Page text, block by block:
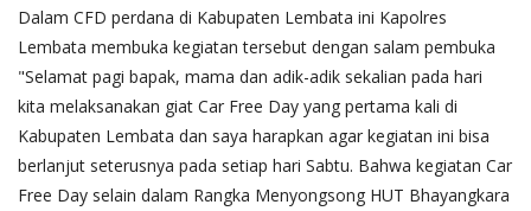
Dalam CFD perdana di Kabupaten Lembata ini Kapolres
Lembata membuka kegiatan tersebut dengan salam pembuka
"Selamat pagi bapak, mama dan adik-adik sekalian pada hari
kita melaksanakan giat Car Free Day yang pertama kali di
Kabupaten Lembata dan saya harapkan agar kegiatan ini bisa
berlanjut seterusnya pada setiap hari Sabtu. Bahwa kegiatan Car
Free Day selain dalam Rangka Menyongsong HUT Bhayangkara